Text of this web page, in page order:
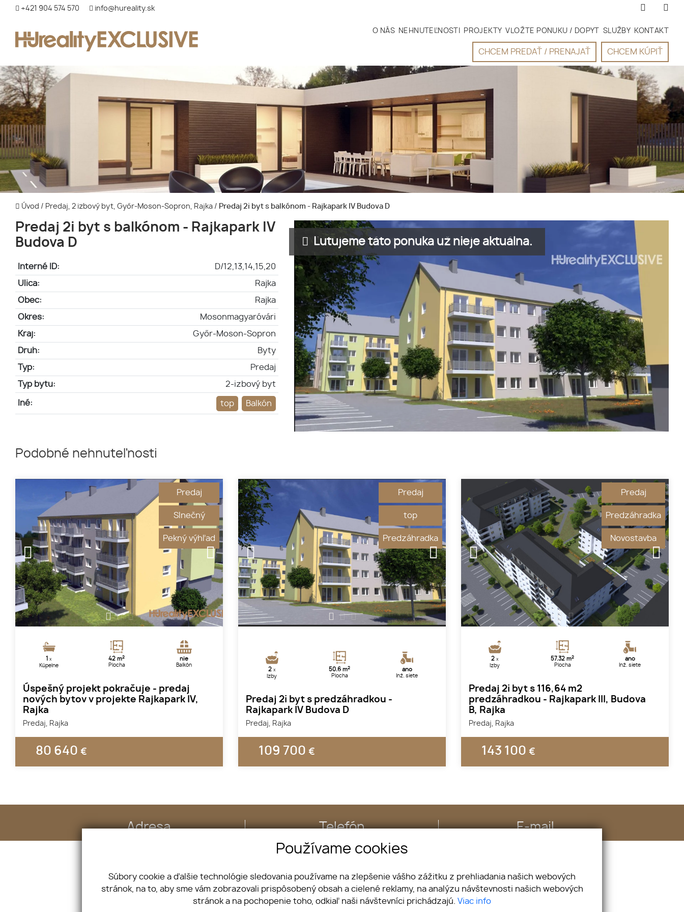
+421 904 574 570 info@hureality.sk
CHCEM PREDAŤ / PRENAJAŤ CHCEM KÚPIŤ
O NÁS NEHNUTEĽNOSTI PROJEKTY VLOŽTE PONUKU / DOPYT SLUŽBY KONTAKT
Úvod / Predaj, 2 izbový byt, Győr-Moson-Sopron, Rajka / Predaj 2i byt s balkónom - Rajkapark IV Budova D
Predaj 2i byt s balkónom - Rajkapark IV
Budova D
Interné ID: D/12,13,14,15,20
Ulica: Rajka
Obec: Rajka
Okres: Mosonmagyaróvári
Kraj: Győr-Moson-Sopron
Druh: Byty
Typ: Predaj
Typ bytu: 2-izbový byt
Iné: top Balkón
Ľutujeme táto ponuka už nieje aktuálna.
Podobné nehnuteľnosti
1 2 3
1x
Kúpelne
42 m2
Plocha
nie
Balkón
Úspešný projekt pokračuje - predaj
nových bytov v projekte Rajkapark IV,
Rajka
Predaj, Rajka
80 640 €
Predaj
Slnečný
Pekný výhľad
2 x
Izby
50.6 m2
Plocha
áno
Inž. siete
Predaj 2i byt s predzáhradkou -
Rajkapark IV Budova D
Predaj, Rajka
109 700 €
Predaj
top
Predzáhradka
1 2
2 x
Izby
57.32 m2
Plocha
áno
Inž. siete
Predaj 2i byt s 116,64 m2
predzáhradkou - Rajkapark III, Budova
B, Rajka
Predaj, Rajka
143 100 €
Predaj
Predzáhradka
Novostavba
Adresa Telefón E-mail
Vložte ponuku
Nehnuteľnosti
Projekty
Kontakt
Používame cookies
Súbory cookie a ďalšie technológie sledovania používame na zlepšenie vášho zážitku z prehliadania našich webových
stránok, na to, aby sme vám zobrazovali prispôsobený obsah a cielené reklamy, na analýzu návštevnosti našich webových
stránok a na pochopenie toho, odkiaľ naši návštevníci prichádzajú. Viac info